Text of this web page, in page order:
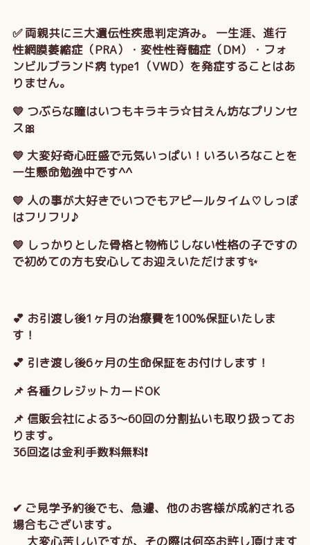
✅ 両親共に三大遺伝性疾患判定済み。 一生涯、進行
性網膜萎縮症（PRA）・変性性脊髄症（DM）・フォ
ンビルブランド病 type1（VWD）を発症することはあ
りません。
💛 つぶらな瞳はいつもキラキラ☆甘えん坊なプリンセ
ス🎀
💛 大変好奇心旺盛で元気いっぱい！いろいろなことを
一生懸命勉強中です^^
💛 人の事が大好きでいつでもアピールタイム♡しっぽ
はフリフリ♪
💛 しっかりとした骨格と物怖じしない性格の子ですの
で初めての方も安心してお迎えいただけます✨
💕 お引渡し後1ヶ月の治療費を100%保証いたしま
す！
💕 引き渡し後6ヶ月の生命保証をお付けします！
📌 各種クレジットカードOK
📌 信販会社による3～60回の分割払いも取り扱ってお
ります。
36回迄は金利手数料無料❗
✔ ご見学予約後でも、急遽、他のお客様が成約される
場合もございます。
大変心苦しいですが、その際は何卒お許し頂けます